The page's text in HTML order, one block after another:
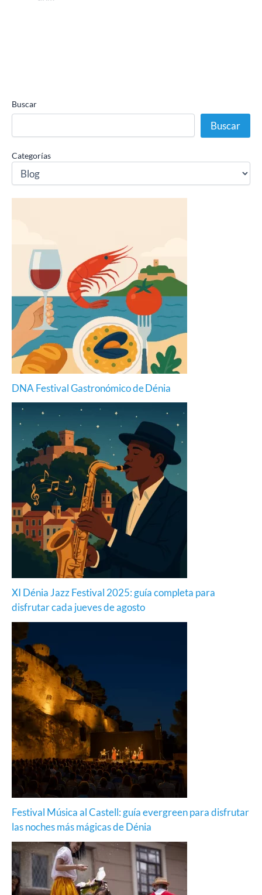
Buscar
Buscar
Categorías
DNA Festival Gastronómico de Dénia
XI Dénia Jazz Festival 2025: guía completa para
disfrutar cada jueves de agosto
Festival Música al Castell: guía evergreen para disfrutar
las noches más mágicas de Dénia